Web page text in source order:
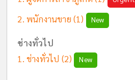
พนักงานขาย(1) New
ช่างทั่วไป
ช่างทั่วไป (2) New